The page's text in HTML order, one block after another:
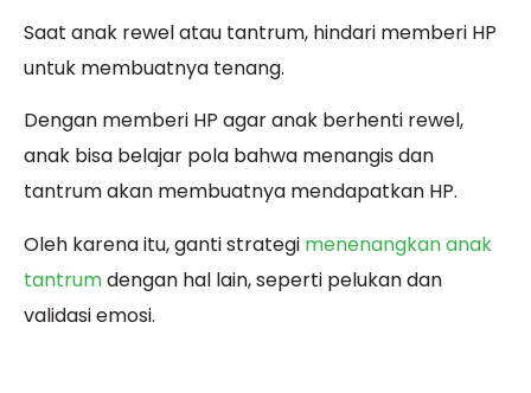
Saat anak rewel atau tantrum, hindari memberi HP
untuk membuatnya tenang.
Dengan memberi HP agar anak berhenti rewel,
anak bisa belajar pola bahwa menangis dan
tantrum akan membuatnya mendapatkan HP.
Oleh karena itu, ganti strategi menenangkan anak
tantrumdengan hal lain, seperti pelukan dan
validasi emosi.